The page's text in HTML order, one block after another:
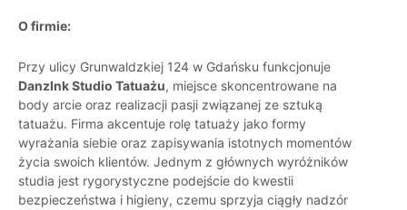
O firmie:
Przy ulicy Grunwaldzkiej 124 w Gdańsku funkcjonuje
DanzInk Studio Tatuażu, miejsce skoncentrowane na
body arcie oraz realizacji pasji związanej ze sztuką
tatuażu. Firma akcentuje rolę tatuaży jako formy
wyrażania siebie oraz zapisywania istotnych momentów
życia swoich klientów. Jednym z głównych wyróżników
studia jest rygorystyczne podejście do kwestii
bezpieczeństwa i higieny, czemu sprzyja ciągły nadzór